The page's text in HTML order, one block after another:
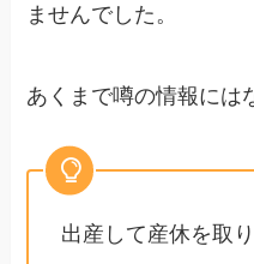
ませんでした。
あくまで噂の情報には
出産して産休を取